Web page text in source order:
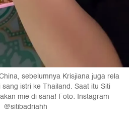
sebelumnya Krisjiana juga rela
istri ke Thailand. Saat itu Siti
mie di sana! Foto: Instagram
@sitibadriahh